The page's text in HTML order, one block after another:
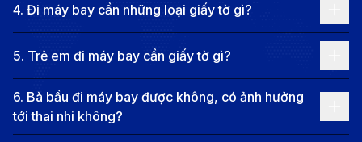
nhớ. Hãy đến Nha Trang để cảm nhận sự hòa quyện
giữa quá khứ và hiện tại, giữa biển cả mênh mông và
nền văn hóa đậm đà bản sắc trên mảnh đất này.
Thông tin chặng bay từ Đồng Hới đi
Nha Trang
4. Đi máy bay cần những loại giấy tờ gì?
5. Trẻ em đi máy bay cần giấy tờ gì?
6. Bà bầu đi máy bay được không, có ảnh hưởng
tới thai nhi không?